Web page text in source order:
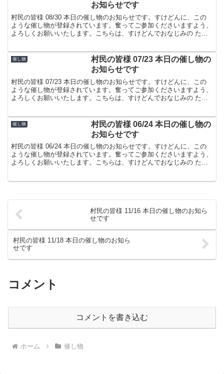
お知らせです
村民の皆様 08/30 本日の催し物のお知らせです。すけどんに、この
ような催し物が登録されています。奮ってご参加くださいますよう、
よろしくお願いいたします。こちらは、すけどんでおなじみの たま
催し物
村民の皆様 07/23 本日の催し物の
お知らせです
村民の皆様 07/23 本日の催し物のお知らせです。すけどんに、この
ような催し物が登録されています。奮ってご参加くださいますよう、
よろしくお願いいたします。こちらは、すけどんでおなじみの たま
催し物
村民の皆様 06/24 本日の催し物の
お知らせです
村民の皆様 06/24 本日の催し物のお知らせです。すけどんに、この
ような催し物が登録されています。奮ってご参加くださいますよう、
よろしくお願いいたします。こちらは、すけどんでおなじみの たま
村民の皆様 11/16 本日の催し物のお知ら
せです
村民の皆様 11/18 本日の催し物のお知ら
せです
コメント
コメントを書き込む
ホーム 催し物